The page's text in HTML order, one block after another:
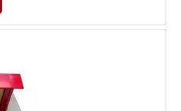
meio de um sistema de
do tipo ópticas que